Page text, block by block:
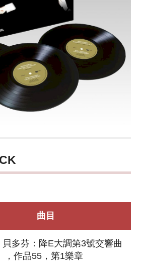
曲目
多芬：降E大調第3號交響曲
，作品55，第1樂章